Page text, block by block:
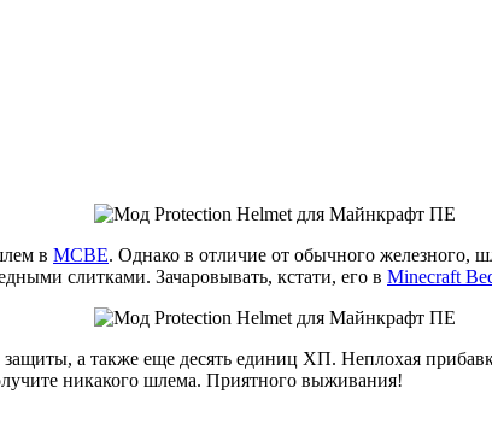
в MCBE. Однако в отличие от обычного железного,
слитками. Зачаровывать, кстати, его в Minecraft
а также еще десять единиц ХП. Неплохая
никакого шлема. Приятного выживания!